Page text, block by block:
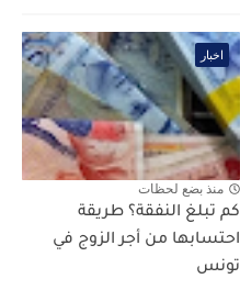
اخبار
منذ بضع لحظات
كم تبلغ النفقة؟ طريقة
احتسابها من أجر الزوج في
تونس